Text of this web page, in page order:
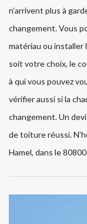
n’arrivent plus à
changement. Vous
matériau ou installer
soit votre choix, le
à qui vous pouvez
vérifier aussi si la
changement. Un
de toiture réussi.
Hamel, dans le